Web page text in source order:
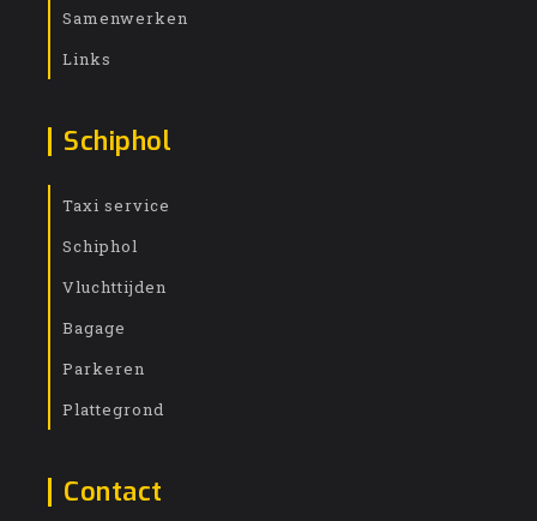
Samenwerken
Links
Schiphol
Taxi service
Schiphol
Vluchttijden
Bagage
Parkeren
Plattegrond
Contact